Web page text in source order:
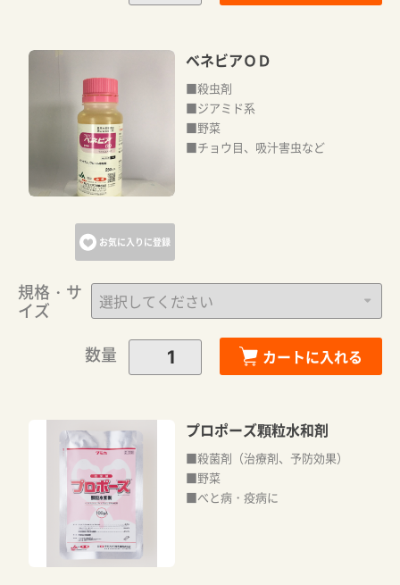
お気に入りに登録
ベネビアＯＤ
■殺虫剤
■ジアミド系
■野菜
■チョウ目、吸汁害虫など
規格・サ
イズ
数量
カートに入れる
プロポーズ顆粒水和剤
■殺菌剤（治療剤、予防効果）
■野菜
■べと病・疫病に